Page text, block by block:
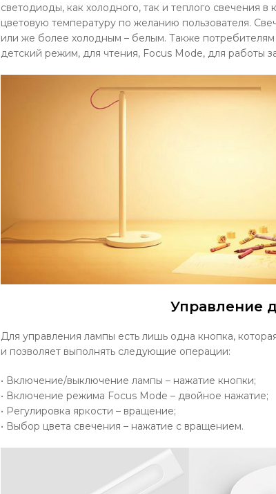
светодиоды, как холодного, так и теплого свечения в
цветовую температуру по желанию пользователя.
или же более холодным – белым. Также
детский режим, для чтения, Focus Mode, для работы
Управление
Для управления лампы есть лишь одна кнопка,
и позволяет выполнять следующие операции:
• Включение/выключение лампы – нажатие кнопки;
• Включение режима Focus Mode – двойное нажатие;
• Регулировка яркости – вращение;
• Выбор цвета свечения – нажатие с вращением.